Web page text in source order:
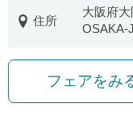
住所
大阪府
OSAKA-
フェアをみ